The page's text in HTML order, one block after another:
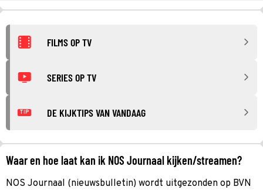
FILMS OP TV
SERIES OP TV
TIP DE KIJKTIPS VAN VANDAAG
Waar en hoe laat kan ik NOS Journaal kijken/streamen?
NOS Journaal (nieuwsbulletin) wordt uitgezonden op BVN